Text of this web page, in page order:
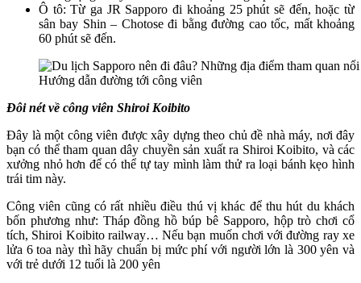
Ô tô: Từ ga JR Sapporo đi khoảng 25 phút sẽ đến, hoặc từ
sân bay Shin – Chotose đi bằng đường cao tốc, mất khoảng
60 phút sẽ đến.
Hướng dẫn đường tới công viên
Đôi nét về công viên Shiroi Koibito
Đây là một công viên được xây dựng theo chủ đề nhà máy, nơi đây
bạn có thể tham quan dây chuyền sản xuất ra Shiroi Koibito, và các
xưởng nhỏ hơn để có thể tự tay mình làm thử ra loại bánh kẹo hình
trái tim này.
Công viên cũng có rất nhiều điều thú vị khác để thu hút du khách
bốn phương như: Tháp đồng hồ búp bê Sapporo, hộp trò chơi cổ
tích, Shiroi Koibito railway… Nếu bạn muốn chơi với đường ray xe
lửa 6 toa này thì hãy chuẩn bị mức phí với người lớn là 300 yên và
với trẻ dưới 12 tuổi là 200 yên